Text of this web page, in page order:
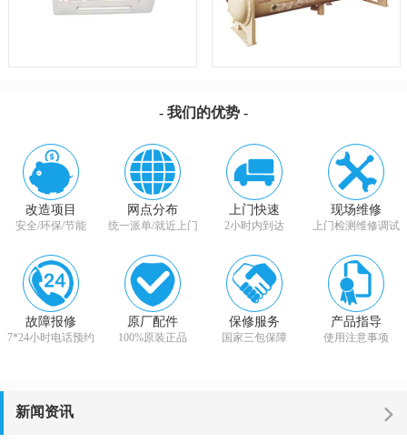
- 我们的优势 -
改造项目
安全/环保/节能
网点分布
统一派单/就近上门
上门快速
2小时内到达
现场维修
上门检测维修调试
故障报修
7*24小时电话预约
原厂配件
100%原装正品
保修服务
国家三包保障
产品指导
使用注意事项
新闻资讯